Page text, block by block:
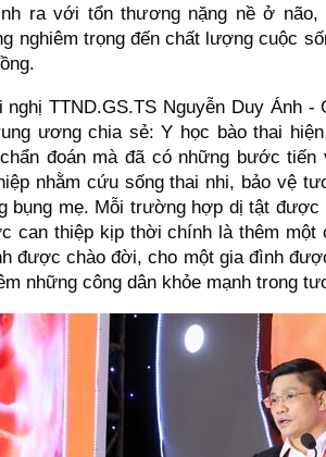
ra với tổn thương nặng nề ở não,
nghiêm trọng đến chất lượng cuộc
nghị TTND.GS.TS Nguyễn Duy Ánh -
ương chia sẻ: Y học bào thai
đoán mà đã có những bước tiến
nhằm cứu sống thai nhi, bảo vệ
bụng mẹ. Mỗi trường hợp dị tật được
can thiệp kịp thời chính là thêm một
được chào đời, cho một gia đình
những công dân khỏe mạnh trong